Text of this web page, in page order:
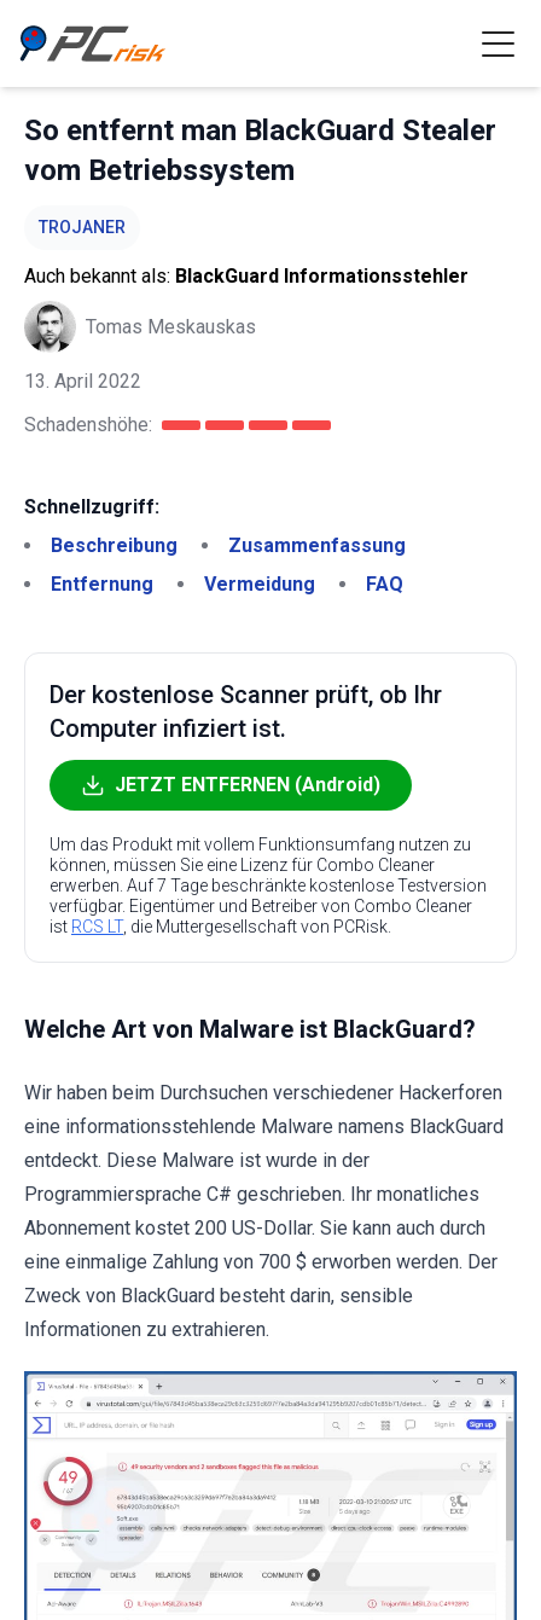
So entfernt man BlackGuard Stealer
vom Betriebssystem
TROJANER
Auch bekannt als: BlackGuard Informationsstehler
Tomas Meskauskas
13. April 2022
Schadenshöhe:
Schnellzugriff:
Beschreibung
Zusammenfassung
Entfernung
Vermeidung FAQ
Der kostenlose Scanner prüft, ob Ihr
Computer infiziert ist.
JETZT ENTFERNEN (Android)
Um das Produkt mit vollem Funktionsumfang nutzen zu
können, müssen Sie eine Lizenz für Combo Cleaner
erwerben. Auf 7 Tage beschränkte kostenlose Testversion
verfügbar. Eigentümer und Betreiber von Combo Cleaner
ist RCS LT, die Muttergesellschaft von PCRisk.
Welche Art von Malware ist BlackGuard?
Wir haben beim Durchsuchen verschiedener Hackerforen
eine informationsstehlende Malware namens BlackGuard
entdeckt. Diese Malware ist wurde in der
Programmiersprache C# geschrieben. Ihr monatliches
Abonnement kostet 200 US-Dollar. Sie kann auch durch
eine einmalige Zahlung von 700 $ erworben werden. Der
Zweck von BlackGuard besteht darin, sensible
Informationen zu extrahieren.